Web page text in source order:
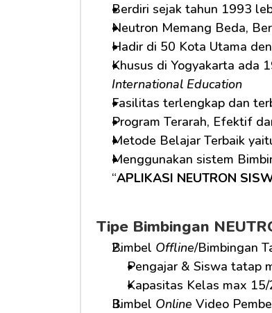
Berdiri sejak tahun 1993
Neutron Memang Beda,
Hadir di 50 Kota Utama
Khusus di Yogyakarta ada
International Education
Fasilitas terlengkap dan
Program Terarah, Efektif
Metode Belajar Terbaik
Menggunakan sistem
“APLIKASI NEUTRON
Tipe Bimbingan
Bimbel Offline/Bimbingan
Pengajar & Siswa tatap
Kapasitas Kelas max
Bimbel Online Video